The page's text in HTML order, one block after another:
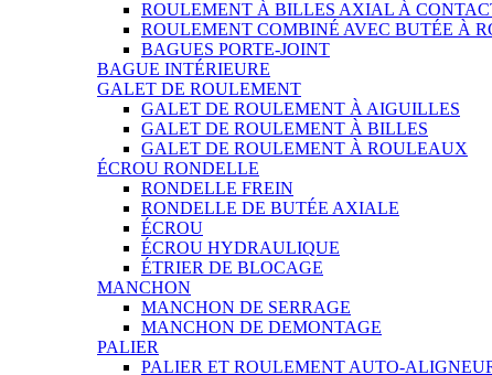
ROULEMENT À BILLES AXIAL À
ROULEMENT COMBINÉ AVEC BUTÉE À
BAGUES PORTE-JOINT
BAGUE INTÉRIEURE
GALET DE ROULEMENT
GALET DE ROULEMENT À AIGUILLES
GALET DE ROULEMENT À BILLES
GALET DE ROULEMENT À ROULEAUX
ÉCROU RONDELLE
RONDELLE FREIN
RONDELLE DE BUTÉE AXIALE
ÉCROU
ÉCROU HYDRAULIQUE
ÉTRIER DE BLOCAGE
MANCHON
MANCHON DE SERRAGE
MANCHON DE DEMONTAGE
PALIER
PALIER ET ROULEMENT AUTO-